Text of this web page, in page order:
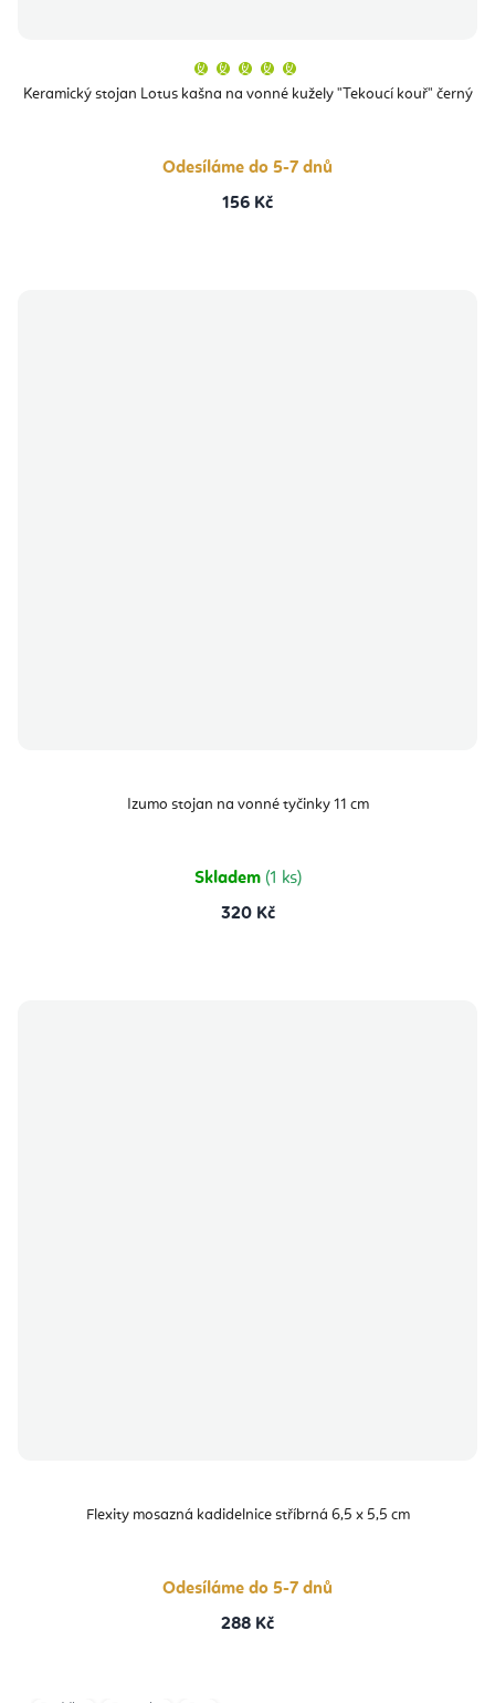
Keramický stojan Lotus kašna na vonné kužely "Tekoucí kouř" černý
produktu
je
hvězdiček.
Odesíláme do 5-7 dnů
156 Kč
Izumo stojan na vonné tyčinky 11 cm
Skladem (1 ks)
320 Kč
Flexity mosazná kadidelnice stříbrná 6,5 x 5,5 cm
Odesíláme do 5-7 dnů
288 Kč